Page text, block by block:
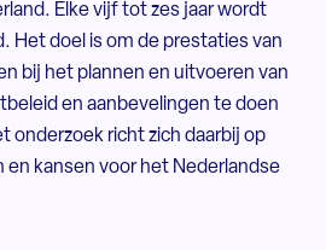
Elke vijf tot zes jaar wordt
Het doel is om de prestaties van
bij het plannen en uitvoeren van
en aanbevelingen te doen
onderzoek richt zich daarbij op
en kansen voor het Nederlandse